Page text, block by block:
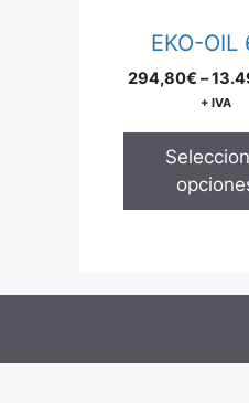
EKO-OIL
294,80€ –
+ IVA
may
chosen
product